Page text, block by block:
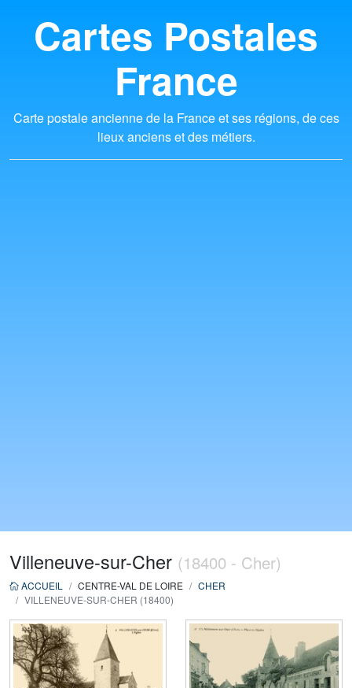
Cartes Postales
France
Carte postale ancienne de la France et ses régions, de ces
lieux anciens et des métiers.
Villeneuve-sur-Cher (18400 - Cher)
ACCUEIL CENTRE-VAL DE LOIRE
CHER
VILLENEUVE-SUR-CHER (18400)